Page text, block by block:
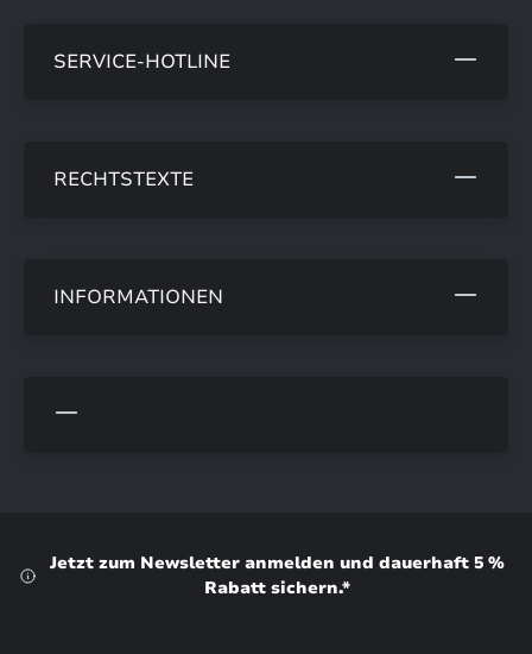
SERVICE-HOTLINE
RECHTSTEXTE
INFORMATIONEN
Jetzt zum Newsletter anmelden und dauerhaft 5 %
Rabatt sichern.*